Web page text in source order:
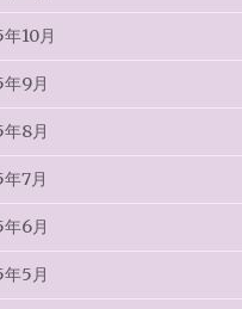
10月
9月
8月
7月
6月
5月